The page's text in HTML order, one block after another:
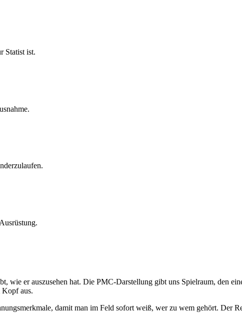
Statist ist.
wie er auszusehen hat. Die PMC-Darstellung gibt uns Spielraum, den
Kopf aus.
damit man im Feld sofort weiß, wer zu wem gehört. Der